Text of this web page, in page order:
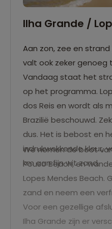
Ilha Grande /
Aan zon, zee en
valt ook zeker genoeg
Vandaag staat het
op het programma.
dos Reis en wordt als
Brazilië beschouwd.
dus. Het is bebost en
indrukwekkende kleur,
km aan fijn wit zand.
We nemen de boot
Pouso Beach, en
Lopes Mendes Beach.
zand en neem een
Voor een gezellige
Ilha Grande zijn er